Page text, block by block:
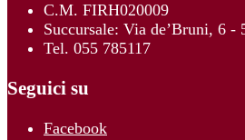
C.M. FIRH020009
Succursale: Via de’Bruni, 6 -
Tel. 055 785117
Seguici su
Facebook